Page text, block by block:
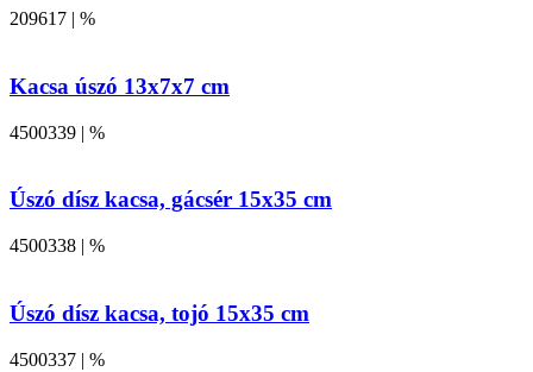
209617 | %
Kacsa úszó 13x7x7 cm
4500339 | %
Úszó dísz kacsa, gácsér 15x35 cm
4500338 | %
Úszó dísz kacsa, tojó 15x35 cm
4500337 | %